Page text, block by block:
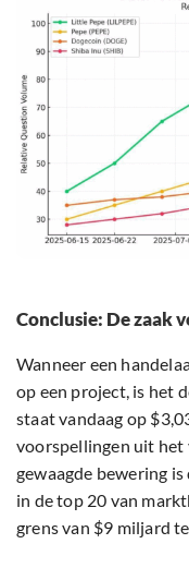
Conclusie: De zaak
Wanneer een
op een project, is het
staat vandaag op
voorspellingen uit het
gewaagde bewering is
in de top 20 van
grens van $9 miljard